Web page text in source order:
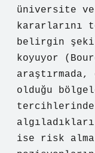
üniversite
kararlarını
belirgin
koyuyor
olduğu
tercihlerinde
ise risk